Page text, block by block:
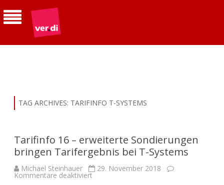
TAG ARCHIVES: TARIFINFO T-SYSTEMS
Tarifinfo 16 – erweiterte Sondierungen
bringen Tarifergebnis bei T-Systems
Michael Steinhauer 29. November 2018
Kommentare deaktiviertfür